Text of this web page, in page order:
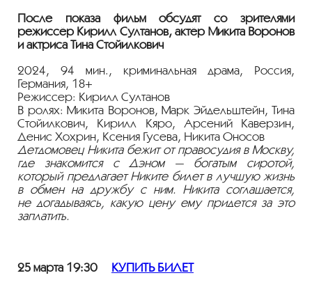
После показа фильм обсудят со зрителями
режиссёр Кирилл Султанов, актёр Микита Воронов
и актриса Тина Стойилкович
2024, 94 мин., криминальная драма, Россия,
Германия, 18+
Режиссер: Кирилл Султанов
В ролях: Микита Воронов, Марк Эйдельштейн, Тина
Стойилкович, Кирилл Кяро, Арсений Каверзин,
Денис Хохрин, Ксения Гусева, Никита Оносов
Детдомовец Никита бежит от правосудия в Москву,
где знакомится с Дэном — богатым сиротой,
который предлагает Никите билет в лучшую жизнь
в обмен на дружбу с ним. Никита соглашается,
не догадываясь, какую цену ему придется за это
заплатить.
25 марта 19:30 КУПИТЬ БИЛЕТ